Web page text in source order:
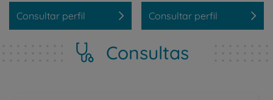
Consultar perfil Consultar perfil
Consultas